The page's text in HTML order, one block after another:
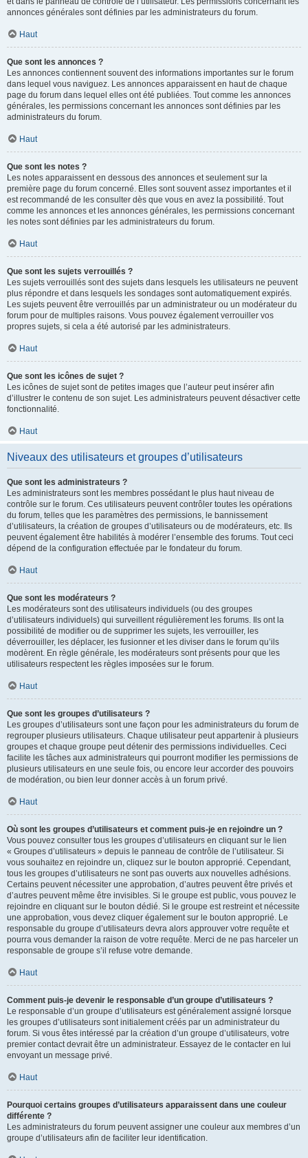
annonces générales sont définies par les administrateurs du forum.
Haut
Que sont les annonces ?
Les annonces contiennent souvent des informations importantes sur le forum
dans lequel vous naviguez. Les annonces apparaissent en haut de chaque
page du forum dans lequel elles ont été publiées. Tout comme les annonces
générales, les permissions concernant les annonces sont définies par les
administrateurs du forum.
Haut
Que sont les notes ?
Les notes apparaissent en dessous des annonces et seulement sur la
première page du forum concerné. Elles sont souvent assez importantes et il
est recommandé de les consulter dès que vous en avez la possibilité. Tout
comme les annonces et les annonces générales, les permissions concernant
les notes sont définies par les administrateurs du forum.
Haut
Que sont les sujets verrouillés ?
Les sujets verrouillés sont des sujets dans lesquels les utilisateurs ne peuvent
plus répondre et dans lesquels les sondages sont automatiquement expirés.
Les sujets peuvent être verrouillés par un administrateur ou un modérateur du
forum pour de multiples raisons. Vous pouvez également verrouiller vos
propres sujets, si cela a été autorisé par les administrateurs.
Haut
Que sont les icônes de sujet ?
Les icônes de sujet sont de petites images que l’auteur peut insérer afin
d’illustrer le contenu de son sujet. Les administrateurs peuvent désactiver cette
fonctionnalité.
Haut
Niveaux des utilisateurs et groupes d’utilisateurs
Que sont les administrateurs ?
Les administrateurs sont les membres possédant le plus haut niveau de
contrôle sur le forum. Ces utilisateurs peuvent contrôler toutes les opérations
du forum, telles que les paramètres des permissions, le bannissement
d’utilisateurs, la création de groupes d’utilisateurs ou de modérateurs, etc. Ils
peuvent également être habilités à modérer l’ensemble des forums. Tout ceci
dépend de la configuration effectuée par le fondateur du forum.
Haut
Que sont les modérateurs ?
Les modérateurs sont des utilisateurs individuels (ou des groupes
d’utilisateurs individuels) qui surveillent régulièrement les forums. Ils ont la
possibilité de modifier ou de supprimer les sujets, les verrouiller, les
déverrouiller, les déplacer, les fusionner et les diviser dans le forum qu’ils
modèrent. En règle générale, les modérateurs sont présents pour que les
utilisateurs respectent les règles imposées sur le forum.
Haut
Que sont les groupes d’utilisateurs ?
Les groupes d’utilisateurs sont une façon pour les administrateurs du forum de
regrouper plusieurs utilisateurs. Chaque utilisateur peut appartenir à plusieurs
groupes et chaque groupe peut détenir des permissions individuelles. Ceci
facilite les tâches aux administrateurs qui pourront modifier les permissions de
plusieurs utilisateurs en une seule fois, ou encore leur accorder des pouvoirs
de modération, ou bien leur donner accès à un forum privé.
Haut
Où sont les groupes d’utilisateurs et comment puis-je en rejoindre un ?
Vous pouvez consulter tous les groupes d’utilisateurs en cliquant sur le lien
« Groupes d’utilisateurs » depuis le panneau de contrôle de l’utilisateur. Si
vous souhaitez en rejoindre un, cliquez sur le bouton approprié. Cependant,
tous les groupes d’utilisateurs ne sont pas ouverts aux nouvelles adhésions.
Certains peuvent nécessiter une approbation, d’autres peuvent être privés et
d’autres peuvent même être invisibles. Si le groupe est public, vous pouvez le
rejoindre en cliquant sur le bouton dédié. Si le groupe est restreint et nécessite
une approbation, vous devez cliquer également sur le bouton approprié. Le
responsable du groupe d’utilisateurs devra alors approuver votre requête et
pourra vous demander la raison de votre requête. Merci de ne pas harceler un
responsable de groupe s’il refuse votre demande.
Haut
Comment puis-je devenir le responsable d’un groupe d’utilisateurs ?
Le responsable d’un groupe d’utilisateurs est généralement assigné lorsque
les groupes d’utilisateurs sont initialement créés par un administrateur du
forum. Si vous êtes intéressé par la création d’un groupe d’utilisateurs, votre
premier contact devrait être un administrateur. Essayez de le contacter en lui
envoyant un message privé.
Haut
Pourquoi certains groupes d’utilisateurs apparaissent dans une couleur
différente ?
Les administrateurs du forum peuvent assigner une couleur aux membres d’un
groupe d’utilisateurs afin de faciliter leur identification.